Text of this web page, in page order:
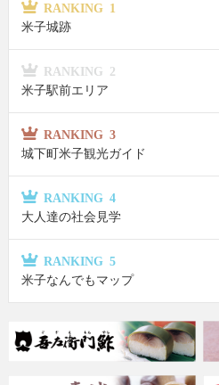
RANKING 1
米子城跡
RANKING 2
米子駅前エリア
RANKING 3
城下町米子観光ガイド
RANKING 4
大人達の社会見学
RANKING 5
米子なんでもマップ